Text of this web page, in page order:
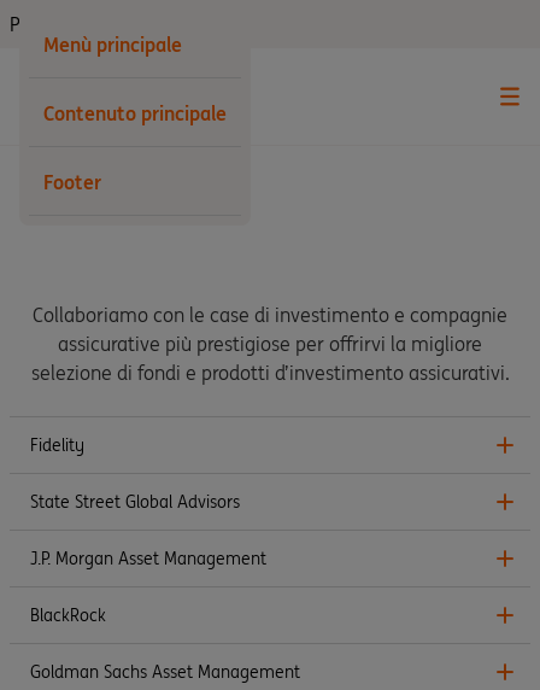
Menù principale
Contenuto principale
Footer
Privati
Collaboriamo con le case di investimento e compagnie
assicurative più prestigiose per offrirvi la migliore
selezione di fondi e prodotti d’investimento assicurativi.
Fidelity
State Street Global Advisors
J.P. Morgan Asset Management
BlackRock
Goldman Sachs Asset Management